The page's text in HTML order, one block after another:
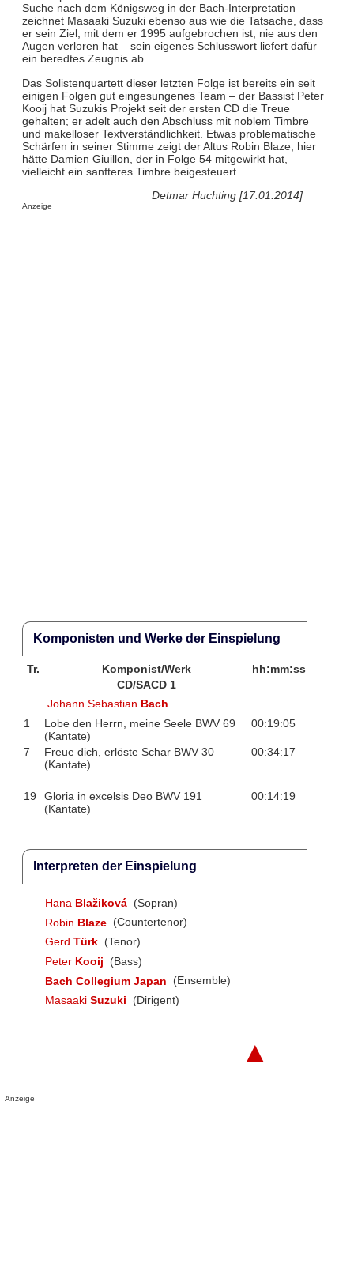
Suche nach dem Königsweg in der Bach-Interpretation
zeichnet Masaaki Suzuki ebenso aus wie die Tatsache, dass
er sein Ziel, mit dem er 1995 aufgebrochen ist, nie aus den
Augen verloren hat – sein eigenes Schlusswort liefert dafür
ein beredtes Zeugnis ab.
Das Solistenquartett dieser letzten Folge ist bereits ein seit
einigen Folgen gut eingesungenes Team – der Bassist Peter
Kooij hat Suzukis Projekt seit der ersten CD die Treue
gehalten; er adelt auch den Abschluss mit noblem Timbre
und makelloser Textverständlichkeit. Etwas problematische
Schärfen in seiner Stimme zeigt der Altus Robin Blaze, hier
hätte Damien Giuillon, der in Folge 54 mitgewirkt hat,
vielleicht ein sanfteres Timbre beigesteuert.
Detmar Huchting [17.01.2014]
Anzeige
Komponisten und Werke der Einspielung
Tr. Komponist/Werk
hh:mm:ss
CD/SACD 1
Johann Sebastian Bach
1
Lobe den Herrn, meine Seele BWV 69
(Kantate)
00:19:05
7
Freue dich, erlöste Schar BWV 30
(Kantate)
00:34:17
19
Gloria in excelsis Deo BWV 191
(Kantate)
00:14:19
Interpreten der Einspielung
Hana Blažiková (Sopran)
Robin Blaze (Countertenor)
Gerd Türk (Tenor)
Peter Kooij
(Bass)
Bach Collegium Japan
(Ensemble)
Masaaki Suzuki (Dirigent)
▲
Anzeige